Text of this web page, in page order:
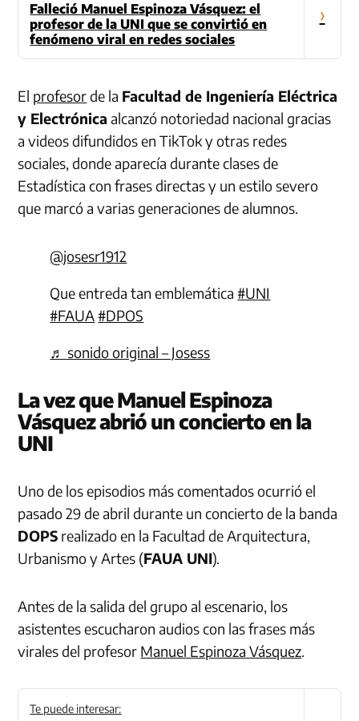
Falleció Manuel Espinoza Vásquez: el
profesor de la UNI que se convirtió en
fenómeno viral en redes sociales
›
El profesorde la Facultad de Ingeniería Eléctrica
y Electrónica alcanzó notoriedad nacional gracias
a videos difundidos en TikTok y otras redes
sociales, donde aparecía durante clases de
Estadística con frases directas y un estilo severo
que marcó a varias generaciones de alumnos.
@josesr1912
Que entreda tan emblemática #UNI
#FAUA #DPOS
♬ sonido original – Josess
La vez que Manuel Espinoza
Vásquez abrió un concierto en la
UNI
Uno de los episodios más comentados ocurrió el
pasado 29 de abril durante un concierto de la banda
DOPS realizado en la Facultad de Arquitectura,
Urbanismo y Artes (FAUA UNI).
Antes de la salida del grupo al escenario, los
asistentes escucharon audios con las frases más
virales del profesor Manuel Espinoza Vásquez.
Te puede interesar: